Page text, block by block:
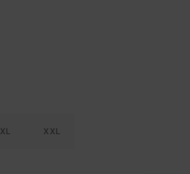
XL XXL